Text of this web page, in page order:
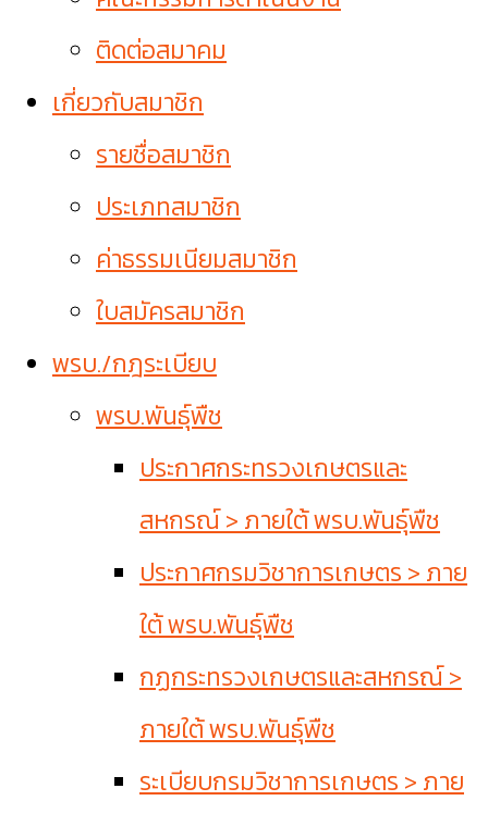
ติดต่อสมาคม
เกี่ยวกับสมาชิก
รายชื่อสมาชิก
ประเภทสมาชิก
ค่าธรรมเนียมสมาชิก
ใบสมัครสมาชิก
พรบ./กฎระเบียบ
พรบ.พันธุ์พืช
ประกาศกระทรวงเกษตรและ
สหกรณ์ > ภายใต้ พรบ.พันธุ์พืช
ประกาศกรมวิชาการเกษตร > ภาย
ใต้ พรบ.พันธุ์พืช
กฏกระทรวงเกษตรและสหกรณ์ >
ภายใต้ พรบ.พันธุ์พืช
ระเบียบกรมวิชาการเกษตร > ภาย